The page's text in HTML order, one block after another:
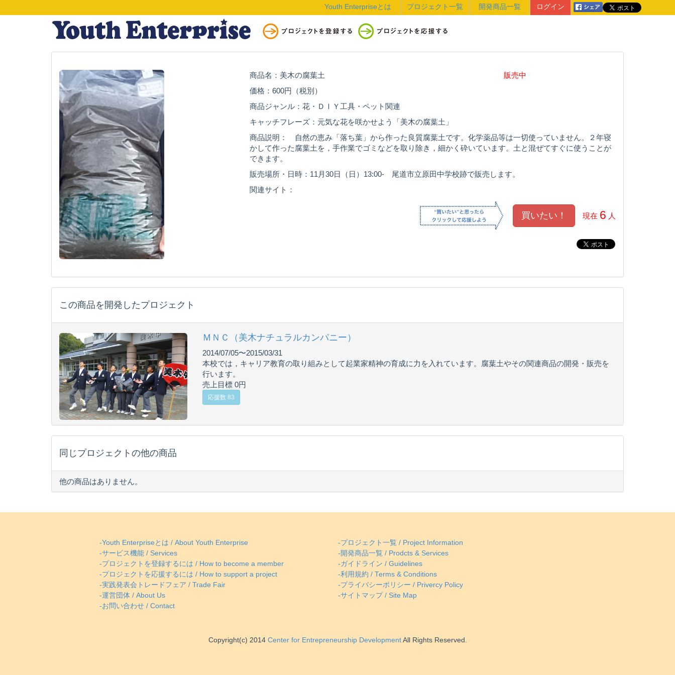
ログイン
開発商品一覧
プロジェクト一覧
Youth Enterpriseとは
商品名：美木の腐葉土
販売中
価格：600円（税別）
商品ジャンル：花・ＤＩＹ工具・ペット関連
キャッチフレーズ：元気な花を咲かせよう「美木の腐葉土」
商品説明： 自然の恵み「落ち葉」から作った良質腐葉土です。化学薬品等は一切使っていません。２年寝
かして作った腐葉土を，手作業でゴミなどを取り除き，細かく砕いています。土と混ぜてすぐに使うことが
できます。
販売場所・日時：11月30日（日）13:00- 尾道市立原田中学校跡で販売します。
関連サイト：
現在 6 人
この商品を開発したプロジェクト
ＭＮＣ（美木ナチュラルカンパニー）
2014/07/05〜2015/03/31
本校では，キャリア教育の取り組みとして起業家精神の育成に力を入れています。腐葉土やその関連商品の開発・販売を
行います。
売上目標 0円
応援数 83
同じプロジェクトの他の商品
他の商品はありません。
-Youth Enterpriseとは / About Youth Enterprise
-プロジェクト一覧 / Project Information
-サービス機能 / Services
-開発商品一覧 / Prodcts & Services
-プロジェクトを登録するには / How to become a member
-ガイドライン / Guidelines
-プロジェクトを応援するには / How to support a project
-利用規約 / Terms & Conditions
-実践発表会トレードフェア / Trade Fair
-プライバシーポリシー / Privercy Policy
-運営団体 / About Us
-サイトマップ / Site Map
-お問い合わせ / Contact
Copyright(c) 2014Center for Entrepreneurship DevelopmentAll Rights Reserved.